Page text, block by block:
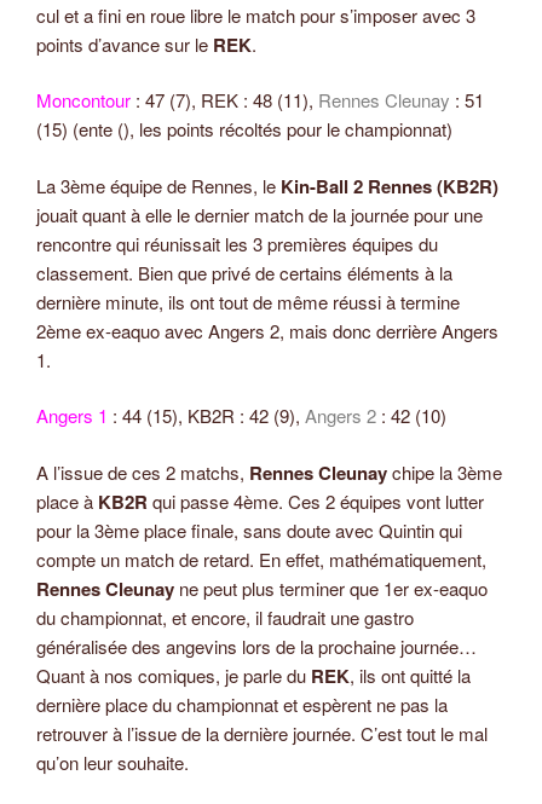
cul et a fini en roue libre le match pour s’imposer avec 3
points d’avance sur le REK.
Moncontour : 47 (7), REK : 48 (11), Rennes Cleunay : 51
(15) (ente (), les points récoltés pour le championnat)
La 3ème équipe de Rennes, le Kin-Ball 2 Rennes (KB2R)
jouait quant à elle le dernier match de la journée pour une
rencontre qui réunissait les 3 premières équipes du
classement. Bien que privé de certains éléments à la
dernière minute, ils ont tout de même réussi à termine
2ème ex-eaquo avec Angers 2, mais donc derrière Angers
1.
Angers 1 : 44 (15), KB2R : 42 (9), Angers 2 : 42 (10)
A l’issue de ces 2 matchs, Rennes Cleunaychipe la 3ème
place à KB2R qui passe 4ème. Ces 2 équipes vont lutter
pour la 3ème place finale, sans doute avec Quintin qui
compte un match de retard. En effet, mathématiquement,
Rennes Cleunay ne peut plus terminer que 1er ex-eaquo
du championnat, et encore, il faudrait une gastro
généralisée des angevins lors de la prochaine journée…
Quant à nos comiques, je parle du REK, ils ont quitté la
dernière place du championnat et espèrent ne pas la
retrouver à l’issue de la dernière journée. C’est tout le mal
qu’on leur souhaite.